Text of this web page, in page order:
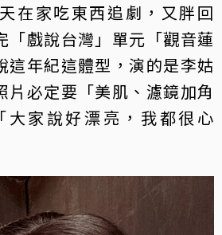
在家吃東西追劇，又胖回
「戲說台灣」單元「觀音蓮
這年紀這體型，演的是李姑
片必定要「美肌、濾鏡加角
大家說好漂亮，我都很心